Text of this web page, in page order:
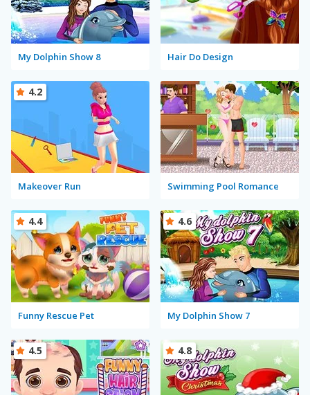
My Dolphin Show 8 Hair Do Design
Makeover Run
4.2
Swimming Pool Romance
Funny Rescue Pet
4.4
My Dolphin Show 7
4.6
4.5 4.8